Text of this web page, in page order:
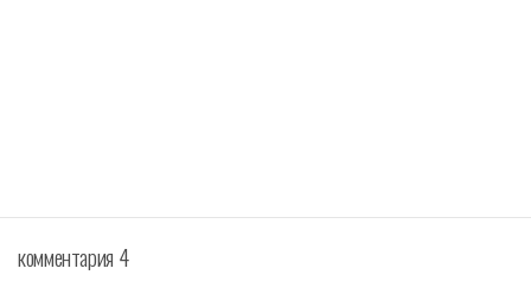
комментария 4